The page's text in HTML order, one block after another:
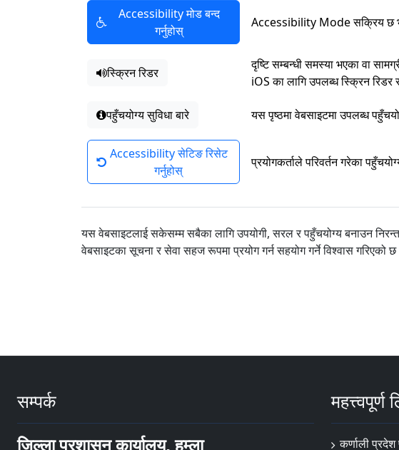
Accessibility मोड बन्द
गर्नुहोस्
Accessibility Mode सक्रिय छ
स्क्रिन रिडर
दृष्टि सम्बन्धी समस्या भएका वा
iOS का लागि उपलब्ध स्क्रिन रिडर
पहुँचयोग्य सुविधा बारे यस पृष्ठमा वेबसाइटमा उपलब्ध
Accessibility सेटिङ रिसेट
गर्नुहोस्
प्रयोगकर्ताले परिवर्तन गरेका
यस वेबसाइटलाई सकेसम्म सबैका लागि उपयोगी, सरल र पहुँचयोग्य बनाउन
वेबसाइटका सूचना र सेवा सहज रूपमा प्रयोग गर्न सहयोग गर्ने विश्वास गरिएको
सम्पर्क
जिल्ला प्रशासन कार्यालय, हुम्ला कर्णाली प्रदेश